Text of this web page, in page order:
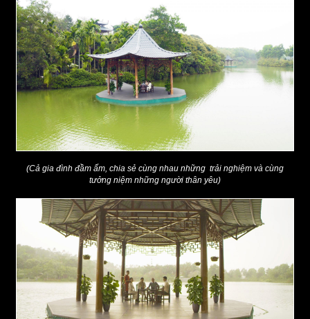
(Cả gia đình đầm ấm, chia sẻ cùng nhau những trải nghiệm và cùng
tưởng niệm những người thân yêu)